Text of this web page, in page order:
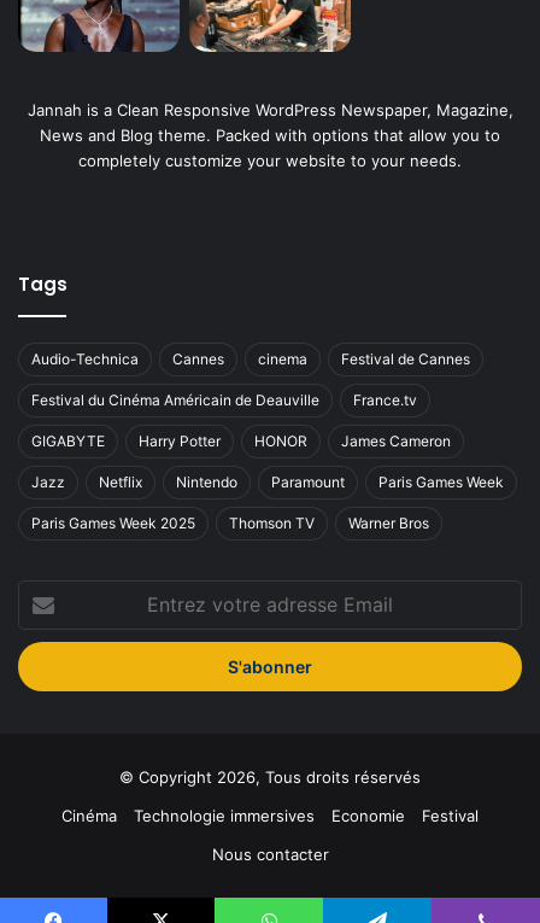
Jannah is a Clean Responsive WordPress Newspaper, Magazine,
News and Blog theme. Packed with options that allow you to
completely customize your website to your needs.
Tags
Audio-Technica Cannes cinema Festival de Cannes
Festival du Cinéma Américain de Deauville France.tv
GIGABYTE Harry Potter HONOR James Cameron
Jazz Netflix Nintendo Paramount Paris Games Week
Paris Games Week 2025 Thomson TV Warner Bros
votre
adresse
Email
© Copyright 2026, Tous droits réservés
Cinéma
Technologie immersives Economie
Festival
Nous contacter